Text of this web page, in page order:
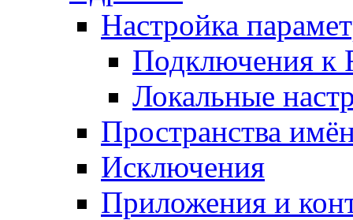
Настройка
Подключения к
Локальные
Пространства
Исключения
Приложения и